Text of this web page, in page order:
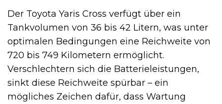
Der Toyota Yaris Cross verfügt über ein
Tankvolumen von 36 bis 42 Litern, was unter
optimalen Bedingungen eine Reichweite von
720 bis 749 Kilometern ermöglicht.
Verschlechtern sich die Batterieleistungen,
sinkt diese Reichweite spürbar – ein
mögliches Zeichen dafür, dass Wartung